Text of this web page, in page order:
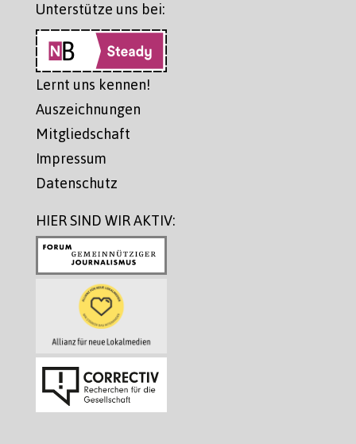
Unterstütze uns bei:
Lernt uns kennen!
Auszeichnungen
Mitgliedschaft
Impressum
Datenschutz
HIER SIND WIR AKTIV: